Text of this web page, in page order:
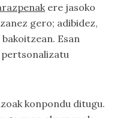
ere jasoko
gero; adibidez,
Esan
pertsonalizatu
konpondu ditugu.